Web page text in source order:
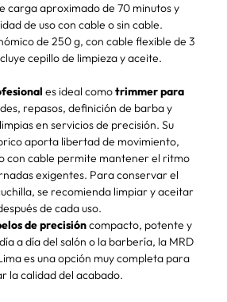
carga aproximado de 70 minutos y
de uso con cable o sin cable.
de 250 g, con cable flexible de 3
cepillo de limpieza y aceite.
es ideal comotrimmer para
repasos, definición de barba y
en servicios de precisión. Su
aporta libertad de movimiento,
con cable permite mantener el ritmo
exigentes. Para conservar el
se recomienda limpiar y aceitar
de cada uso.
de precisióncompacto, potente y
a día del salón o la barbería, la MRD
es una opción muy completa para
la calidad del acabado.